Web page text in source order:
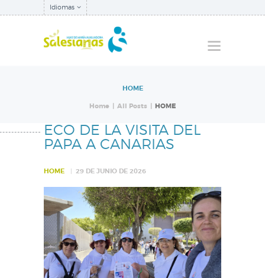
Idiomas
HOME
Home All Posts HOME
QUIÉNES SOMOS
NUESTRA
INSPECTORÍA
NOTICIAS
ECO DE LA VISITA DEL
PAPA A CANARIAS
HOME 29 DE JUNIO DE 2026